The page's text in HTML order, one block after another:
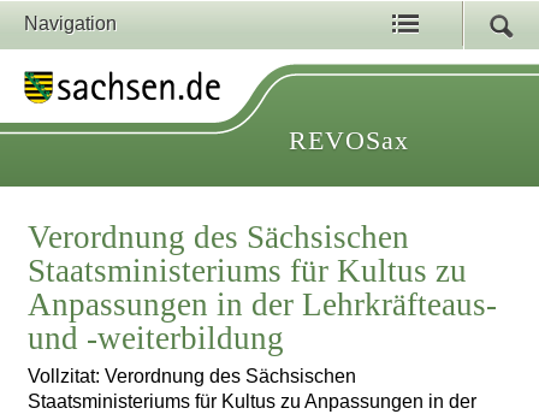
Navigation
REVOSax
Verordnung des Sächsischen
Staatsministeriums für Kultus zu
Anpassungen in der Lehrkräfteaus-
und -weiterbildung
Vollzitat: Verordnung des Sächsischen
Staatsministeriums für Kultus zu Anpassungen in der